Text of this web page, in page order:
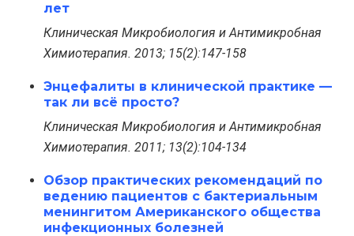
лет
Клиническая Микробиология и Антимикробная
Химиотерапия. 2013; 15(2):147-158
Энцефалиты в клинической практике —
так ли всё просто?
Клиническая Микробиология и Антимикробная
Химиотерапия. 2011; 13(2):104-134
Обзор практических рекомендаций по
ведению пациентов с бактериальным
менингитом Американского общества
инфекционных болезней